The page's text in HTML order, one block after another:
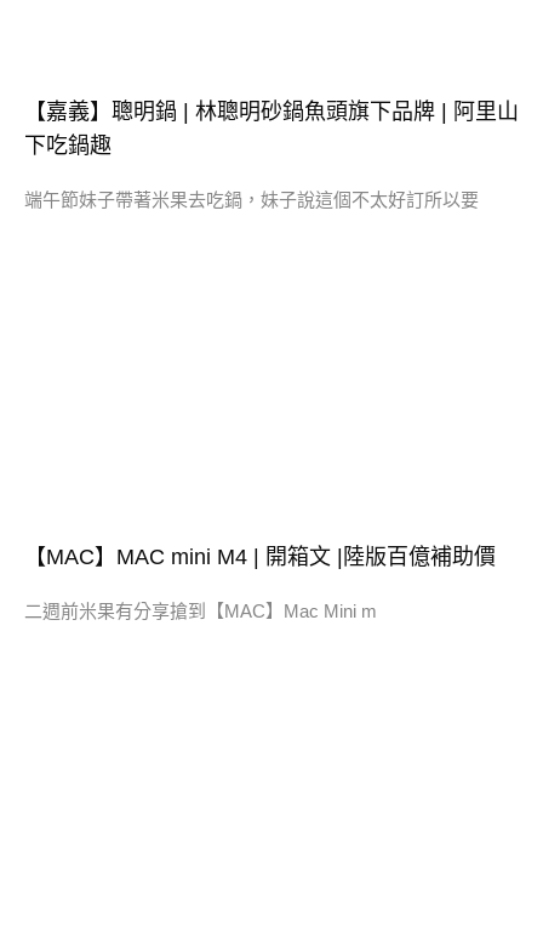
【嘉義】聰明鍋 | 林聰明砂鍋魚頭旗下品牌 | 阿里山
下吃鍋趣
端午節妹子帶著米果去吃鍋，妹子說這個不太好訂所以要
【MAC】MAC mini M4 | 開箱文 |陸版百億補助價
二週前米果有分享搶到【MAC】Mac Mini m